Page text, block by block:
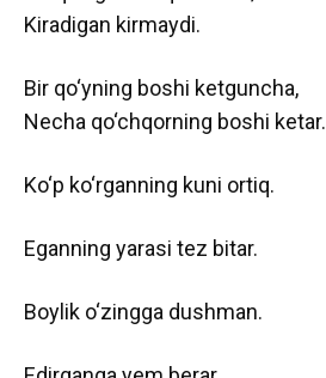
Kiradigan kirmaydi.
Bir qo‘yning boshi ketguncha,
Necha qo‘chqorning boshi ketar.
Ko‘p ko‘rganning kuni ortiq.
Eganning yarasi tez bitar.
Boylik o‘zingga dushman.